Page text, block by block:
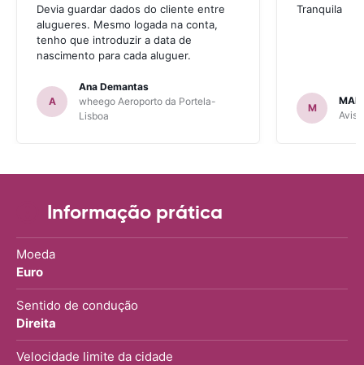
Devia guardar dados do cliente entre
alugueres. Mesmo logada na conta,
tenho que introduzir a data de
nascimento para cada aluguer.
A
Ana Demantas
wheego Aeroporto da Portela-
Lisboa
Tranquila
M
Avis
Informação prática
Moeda
Euro
Sentido de condução
Direita
Velocidade limite da cidade